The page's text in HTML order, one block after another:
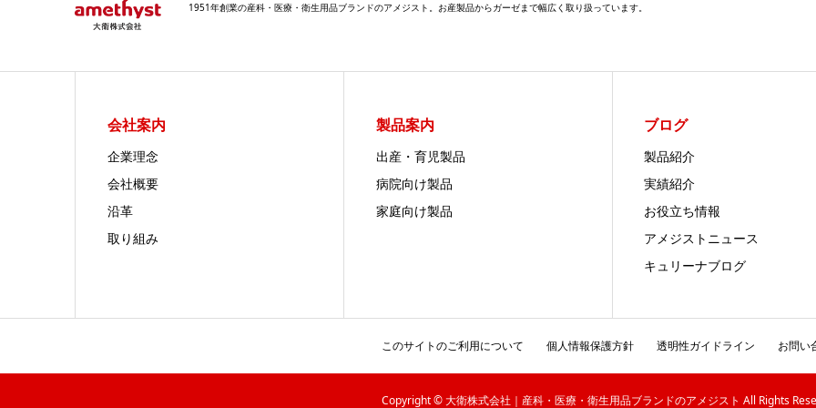
1951年創業の産科・医療・衛生用品ブランドのアメジスト。お産製品からガーゼまで幅広く取り扱っています。
会社案内
企業理念
会社概要
沿革
取り組み
製品案内
出産・育児製品
病院向け製品
家庭向け製品
ブログ
製品紹介
実績紹介
お役立ち情報
アメジストニュース
キュリーナブログ
このサイトのご利用について 個人情報保護方針 透明性ガイドライン お問い
Copyright © 大衛株式会社｜産科・医療・衛生用品ブランドのアメジスト All Rights